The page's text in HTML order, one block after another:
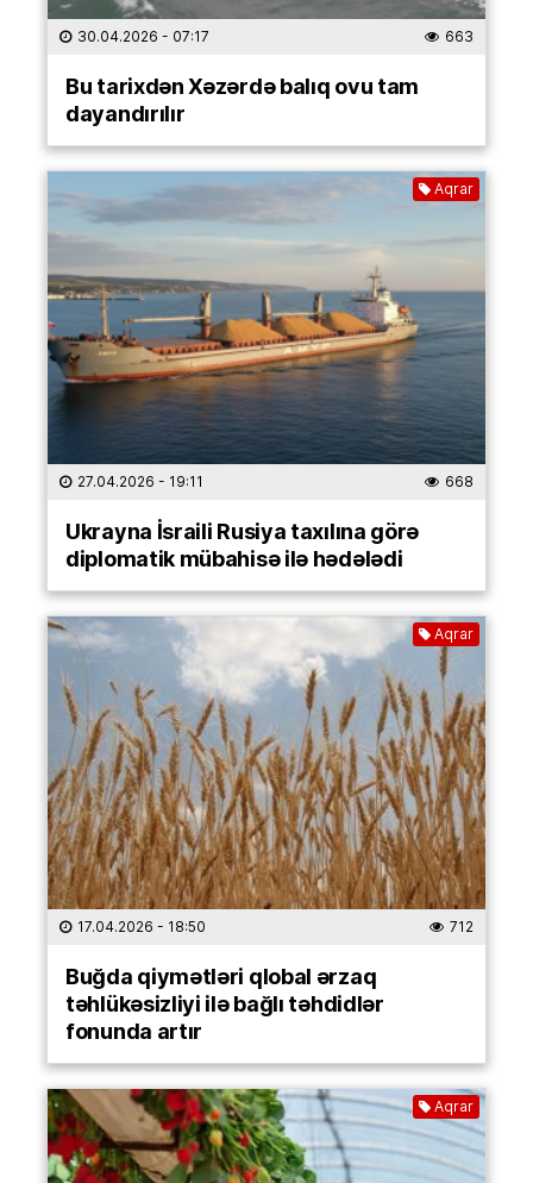
30.04.2026 - 07:17 663
Bu tarixdən Xəzərdə balıq ovu tam
dayandırılır
Aqrar
27.04.2026 - 19:11 668
Ukrayna İsraili Rusiya taxılına görə
diplomatik mübahisə ilə hədələdi
Aqrar
17.04.2026 - 18:50 712
Buğda qiymətləri qlobal ərzaq
təhlükəsizliyi ilə bağlı təhdidlər
fonunda artır
Aqrar